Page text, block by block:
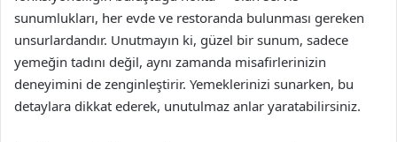
sunumlukları, her evde ve restoranda bulunması gereken
unsurlardandır. Unutmayın ki, güzel bir sunum, sadece
yemeğin tadını değil, aynı zamanda misafirlerinizin
deneyimini de zenginleştirir. Yemeklerinizi sunarken, bu
detaylara dikkat ederek, unutulmaz anlar yaratabilirsiniz.